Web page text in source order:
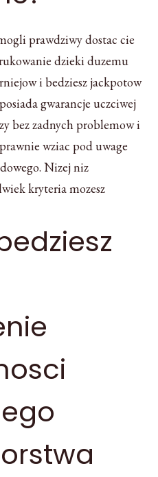
prawdziwy dostac cie
dzieki duzemu
i bedziesz jackpotow
gwarancje uczciwej
bez zadnych problemow i
wziac pod uwage
Nizej niz
kryteria mozesz